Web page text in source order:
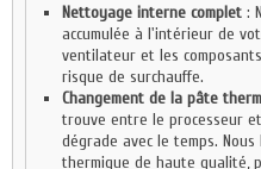
Nettoyage interne complet :
accumulée à l'intérieur de
ventilateur et les
risque de surchauffe.
Changement de la pâte
trouve entre le processeur
dégrade avec le temps.
thermique de haute qualité,